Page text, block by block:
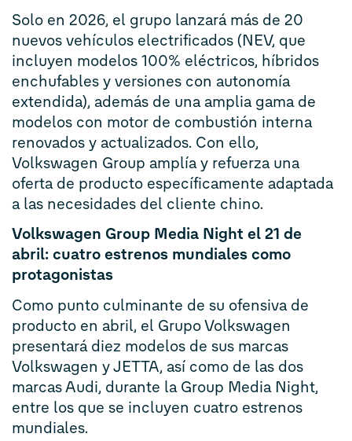
Solo en 2026, el grupo lanzará más de 20
nuevos vehículos electrificados (NEV, que
incluyen modelos 100% eléctricos, híbridos
enchufables y versiones con autonomía
extendida), además de una amplia gama de
modelos con motor de combustión interna
renovados y actualizados. Con ello,
Volkswagen Group amplía y refuerza una
oferta de producto específicamente adaptada
a las necesidades del cliente chino.
Volkswagen Group Media Night el 21 de
abril: cuatro estrenos mundiales como
protagonistas
Como punto culminante de su ofensiva de
producto en abril, el Grupo Volkswagen
presentará diez modelos de sus marcas
Volkswagen y JETTA, así como de las dos
marcas Audi, durante la Group Media Night,
entre los que se incluyen cuatro estrenos
mundiales.